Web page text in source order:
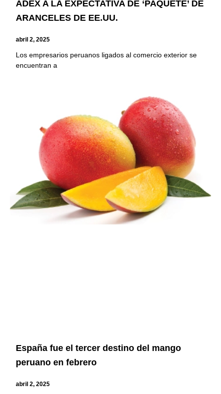
ADEX A LA EXPECTATIVA DE ‘PAQUETE’ DE
ARANCELES DE EE.UU.
abril 2, 2025
Los empresarios peruanos ligados al comercio exterior se
encuentran a
España fue el tercer destino del mango
peruano en febrero
abril 2, 2025